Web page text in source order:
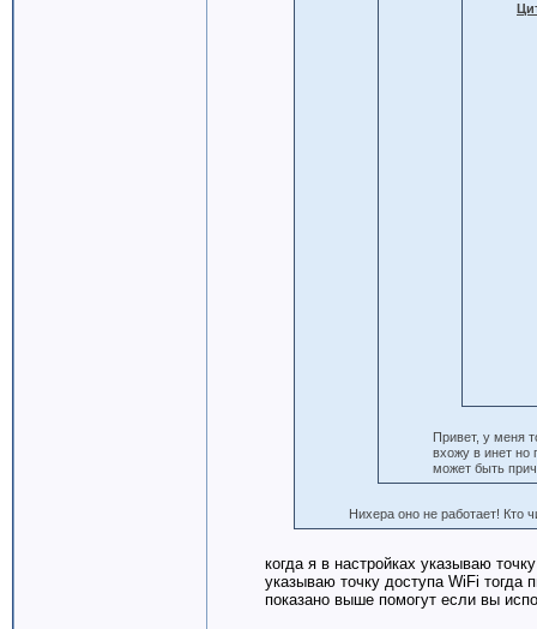
Привет, у меня
вхожу в инет но
может быть
Нихера оно не работает! Кто
когда я в настройках указываю
указываю точку доступа WiFi тогда
показано выше помогут если вы